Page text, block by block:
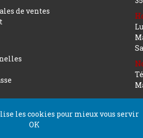
de ventes
les cookies pour mieux vous servir
OK